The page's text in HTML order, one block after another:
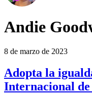
Andie
8 de marzo de 2023
Adopta la
Internacional